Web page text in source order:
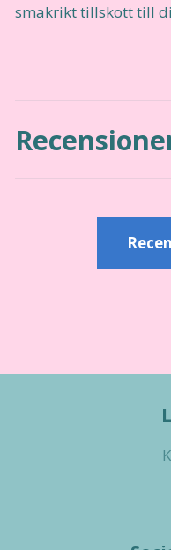
smakrikt tillskott till